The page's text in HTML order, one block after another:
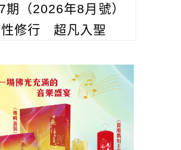
期（2026年8月號）
性修行 超凡入聖